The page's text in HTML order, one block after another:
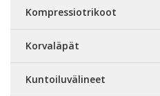
Kompressiotrikoot
Korvaläpät
Kuntoiluvälineet